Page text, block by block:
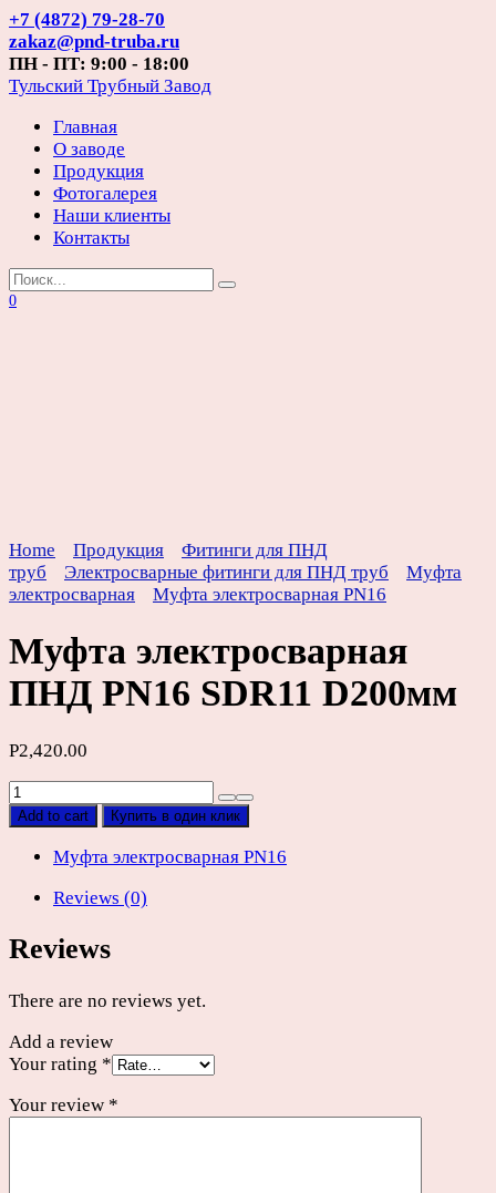
Перейти
к
содержанию
+7 (4872) 79-28-70
zakaz@pnd-truba.ru
ПН - ПТ: 9:00 - 18:00
Тульский Трубный Завод
Главная
О заводе
Продукция
Фотогалерея
Наши клиенты
Контакты
Search
for:
0
Home Продукция
Фитинги для ПНД
труб
Электросварные фитинги для ПНД труб
Муфта
электросварная
Муфта электросварная PN16
Муфта электросварная
ПНД PN16 SDR11 D200мм
Р2,420.00
Муфта
электросварная
PN16
D200мм
Add to cart Купить в один клик
Муфта электросварная PN16
Reviews (0)
Reviews
There are no reviews yet.
Add a review
Your rating *
Your review *